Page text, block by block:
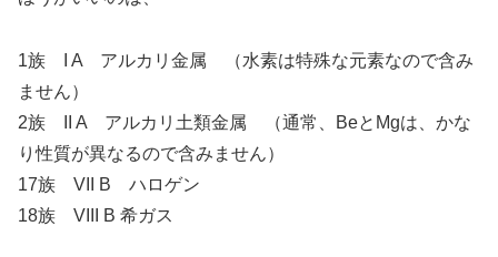
1族 I A アルカリ金属 （水素は特殊な元素なので含み
ません）
2族 II A アルカリ土類金属 （通常、BeとMgは、かな
り性質が異なるので含みません）
17族 VII B ハロゲン
18族 VIII B 希ガス